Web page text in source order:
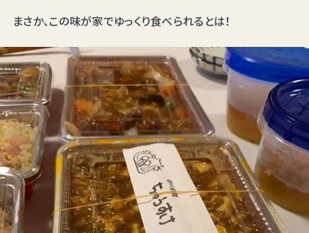
まさか、この味が家でゆっくり食べられるとは！